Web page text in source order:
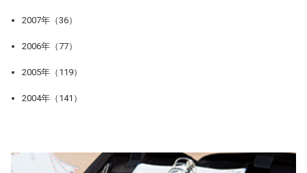
2007年（36）
2006年（77）
2005年（119）
2004年（141）